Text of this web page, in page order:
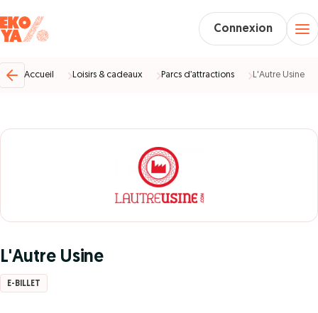
Connexion
Accueil Loisirs & cadeaux Parcs d’attractions L'Autre Usine
L'Autre Usine
E-BILLET